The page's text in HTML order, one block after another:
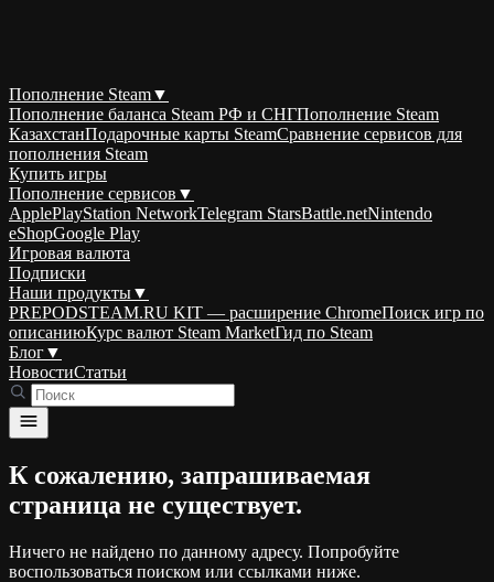
Пополнение Steam▼
Пополнение баланса Steam РФ и СНГПополнение Steam
КазахстанПодарочные карты SteamСравнение сервисов для
пополнения Steam
Купить игры
Пополнение сервисов ▼
ApplePlayStation NetworkTelegram StarsBattle.netNintendo
eShopGoogle Play
Игровая валюта
Подписки
Наши продукты▼
PREPODSTEAM.RU KIT — расширение ChromeПоиск игр по
описаниюКурс валют Steam MarketГид по Steam
Блог▼
НовостиСтатьи
К сожалению, запрашиваемая
страница не существует.
Ничего не найдено по данному адресу. Попробуйте
воспользоваться поиском или ссылками ниже.